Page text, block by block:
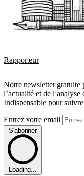
Rapporteur
Notre newsletter gratuite
l’actualité et de
Indispensable pour
Entrez votre email
S'abonner
Loading...